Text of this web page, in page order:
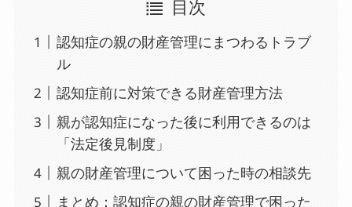
目次
認知症の親の財産管理にまつわるトラブ
ル
認知症前に対策できる財産管理方法
親が認知症になった後に利用できるのは
「法定後見制度」
親の財産管理について困った時の相談先
まとめ：認知症の親の財産管理で困った